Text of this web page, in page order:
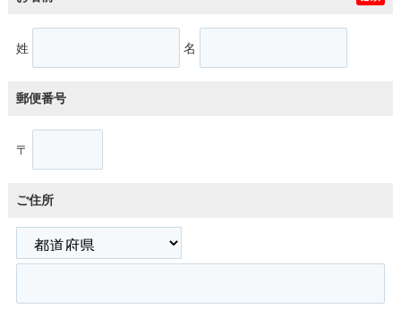
姓 名
郵便番号
〒
ご住所